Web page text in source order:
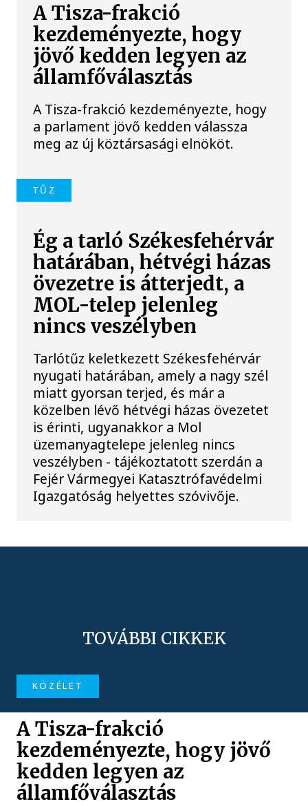
A Tisza-frakció
kezdeményezte, hogy
jövő kedden legyen az
államfőválasztás
A Tisza-frakció kezdeményezte, hogy
a parlament jövő kedden válassza
meg az új köztársasági elnököt.
TŰZ
Ég a tarló Székesfehérvár
határában, hétvégi házas
övezetre is átterjedt, a
MOL-telep jelenleg
nincs veszélyben
Tarlótűz keletkezett Székesfehérvár
nyugati határában, amely a nagy szél
miatt gyorsan terjed, és már a
közelben lévő hétvégi házas övezetet
is érinti, ugyanakkor a Mol
üzemanyagtelepe jelenleg nincs
veszélyben - tájékoztatott szerdán a
Fejér Vármegyei Katasztrófavédelmi
Igazgatóság helyettes szóvivője.
TOVÁBBI CIKKEK
KÖZÉLET
A Tisza-frakció
kezdeményezte, hogy jövő
kedden legyen az
államfőválasztás